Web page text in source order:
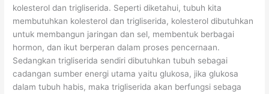
kolesterol dan trigliserida. Seperti diketahui, tubuh kita
membutuhkan kolesterol dan trigliserida, kolesterol dibutuhkan
untuk membangun jaringan dan sel, membentuk berbagai
hormon, dan ikut berperan dalam proses pencernaan.
Sedangkan trigliserida sendiri dibutuhkan tubuh sebagai
cadangan sumber energi utama yaitu glukosa, jika glukosa
dalam tubuh habis, maka trigliserida akan berfungsi sebaga